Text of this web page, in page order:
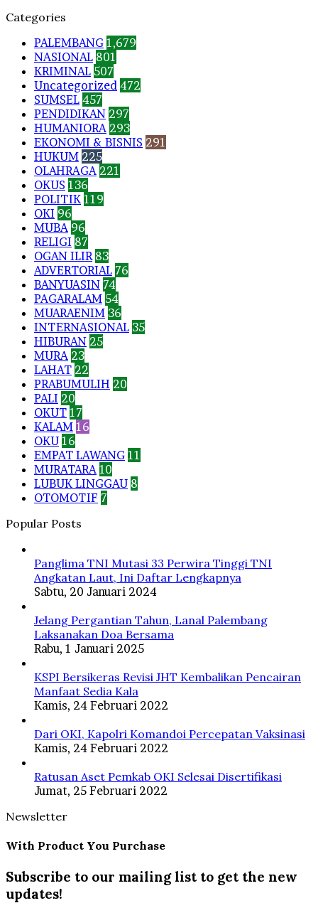
Categories
PALEMBANG 1,679
NASIONAL 801
KRIMINAL 507
Uncategorized 472
SUMSEL 457
PENDIDIKAN 297
HUMANIORA 293
EKONOMI & BISNIS 291
HUKUM 225
OLAHRAGA 221
OKUS 136
POLITIK 119
OKI 96
MUBA 96
RELIGI 87
OGAN ILIR 83
ADVERTORIAL 76
BANYUASIN 74
PAGARALAM 54
MUARAENIM 36
INTERNASIONAL 35
HIBURAN 25
MURA 23
LAHAT 22
PRABUMULIH 20
PALI 20
OKUT 17
KALAM 16
OKU 16
EMPAT LAWANG 11
MURATARA 10
LUBUK LINGGAU 8
OTOMOTIF 7
Popular Posts
Panglima TNI Mutasi 33 Perwira Tinggi TNI
Angkatan Laut, Ini Daftar Lengkapnya
Sabtu, 20 Januari 2024
Jelang Pergantian Tahun, Lanal Palembang
Laksanakan Doa Bersama
Rabu, 1 Januari 2025
KSPI Bersikeras Revisi JHT Kembalikan Pencairan
Manfaat Sedia Kala
Kamis, 24 Februari 2022
Dari OKI, Kapolri Komandoi Percepatan Vaksinasi
Kamis, 24 Februari 2022
Ratusan Aset Pemkab OKI Selesai Disertifikasi
Jumat, 25 Februari 2022
Newsletter
With Product You Purchase
Subscribe to our mailing list to get the new
updates!